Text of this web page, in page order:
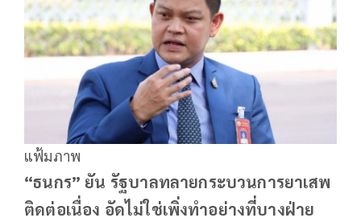
แฟ้มภาพ
“ธนกร” ยัน รัฐบาลทลายกระบวนการยาเสพ
ติดต่อเนื่อง อัดไม่ใช่เพิ่งทำอย่างที่บางฝ่าย